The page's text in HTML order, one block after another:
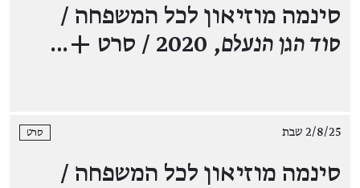
סינמה מוזיאון לכל המשפחה /
סוד הגן הנעלם, 2020 / סרט +…
2/8/25 שבת סרט
סינמה מוזיאון לכל המשפחה /